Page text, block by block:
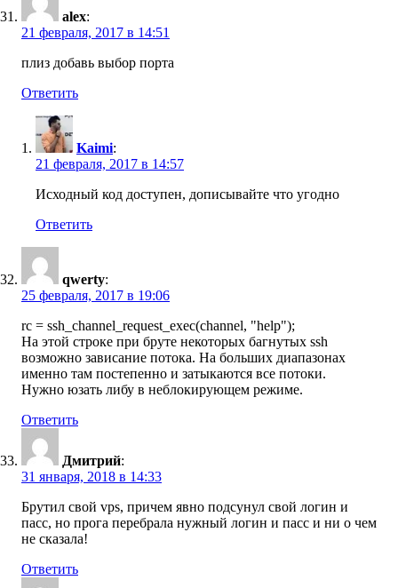
alex:
21 февраля, 2017 в 14:51
плиз добавь выбор порта
Ответить
Kaimi:
21 февраля, 2017 в 14:57
Исходный код доступен, дописывайте что угодно
Ответить
qwerty:
25 февраля, 2017 в 19:06
rc = ssh_channel_request_exec(channel, "help");
На этой строке при бруте некоторых багнутых ssh
возможно зависание потока. На больших диапазонах
именно там постепенно и затыкаются все потоки.
Нужно юзать либу в неблокирующем режиме.
Ответить
Дмитрий:
31 января, 2018 в 14:33
Брутил свой vps, причем явно подсунул свой логин и
пасс, но прога перебрала нужный логин и пасс и ни о чем
не сказала!
Ответить